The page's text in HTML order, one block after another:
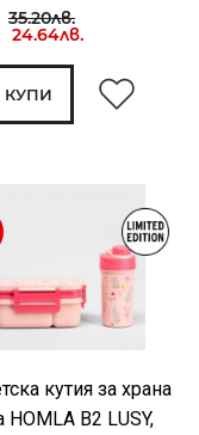
35.20лв.
24.64лв.
КУПИ
кутия за храна
HOMLA B2 LUSY,